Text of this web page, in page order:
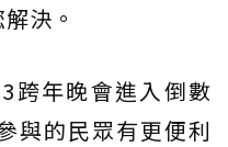
決。
跨年晚會進入倒數
與的民眾有更便利